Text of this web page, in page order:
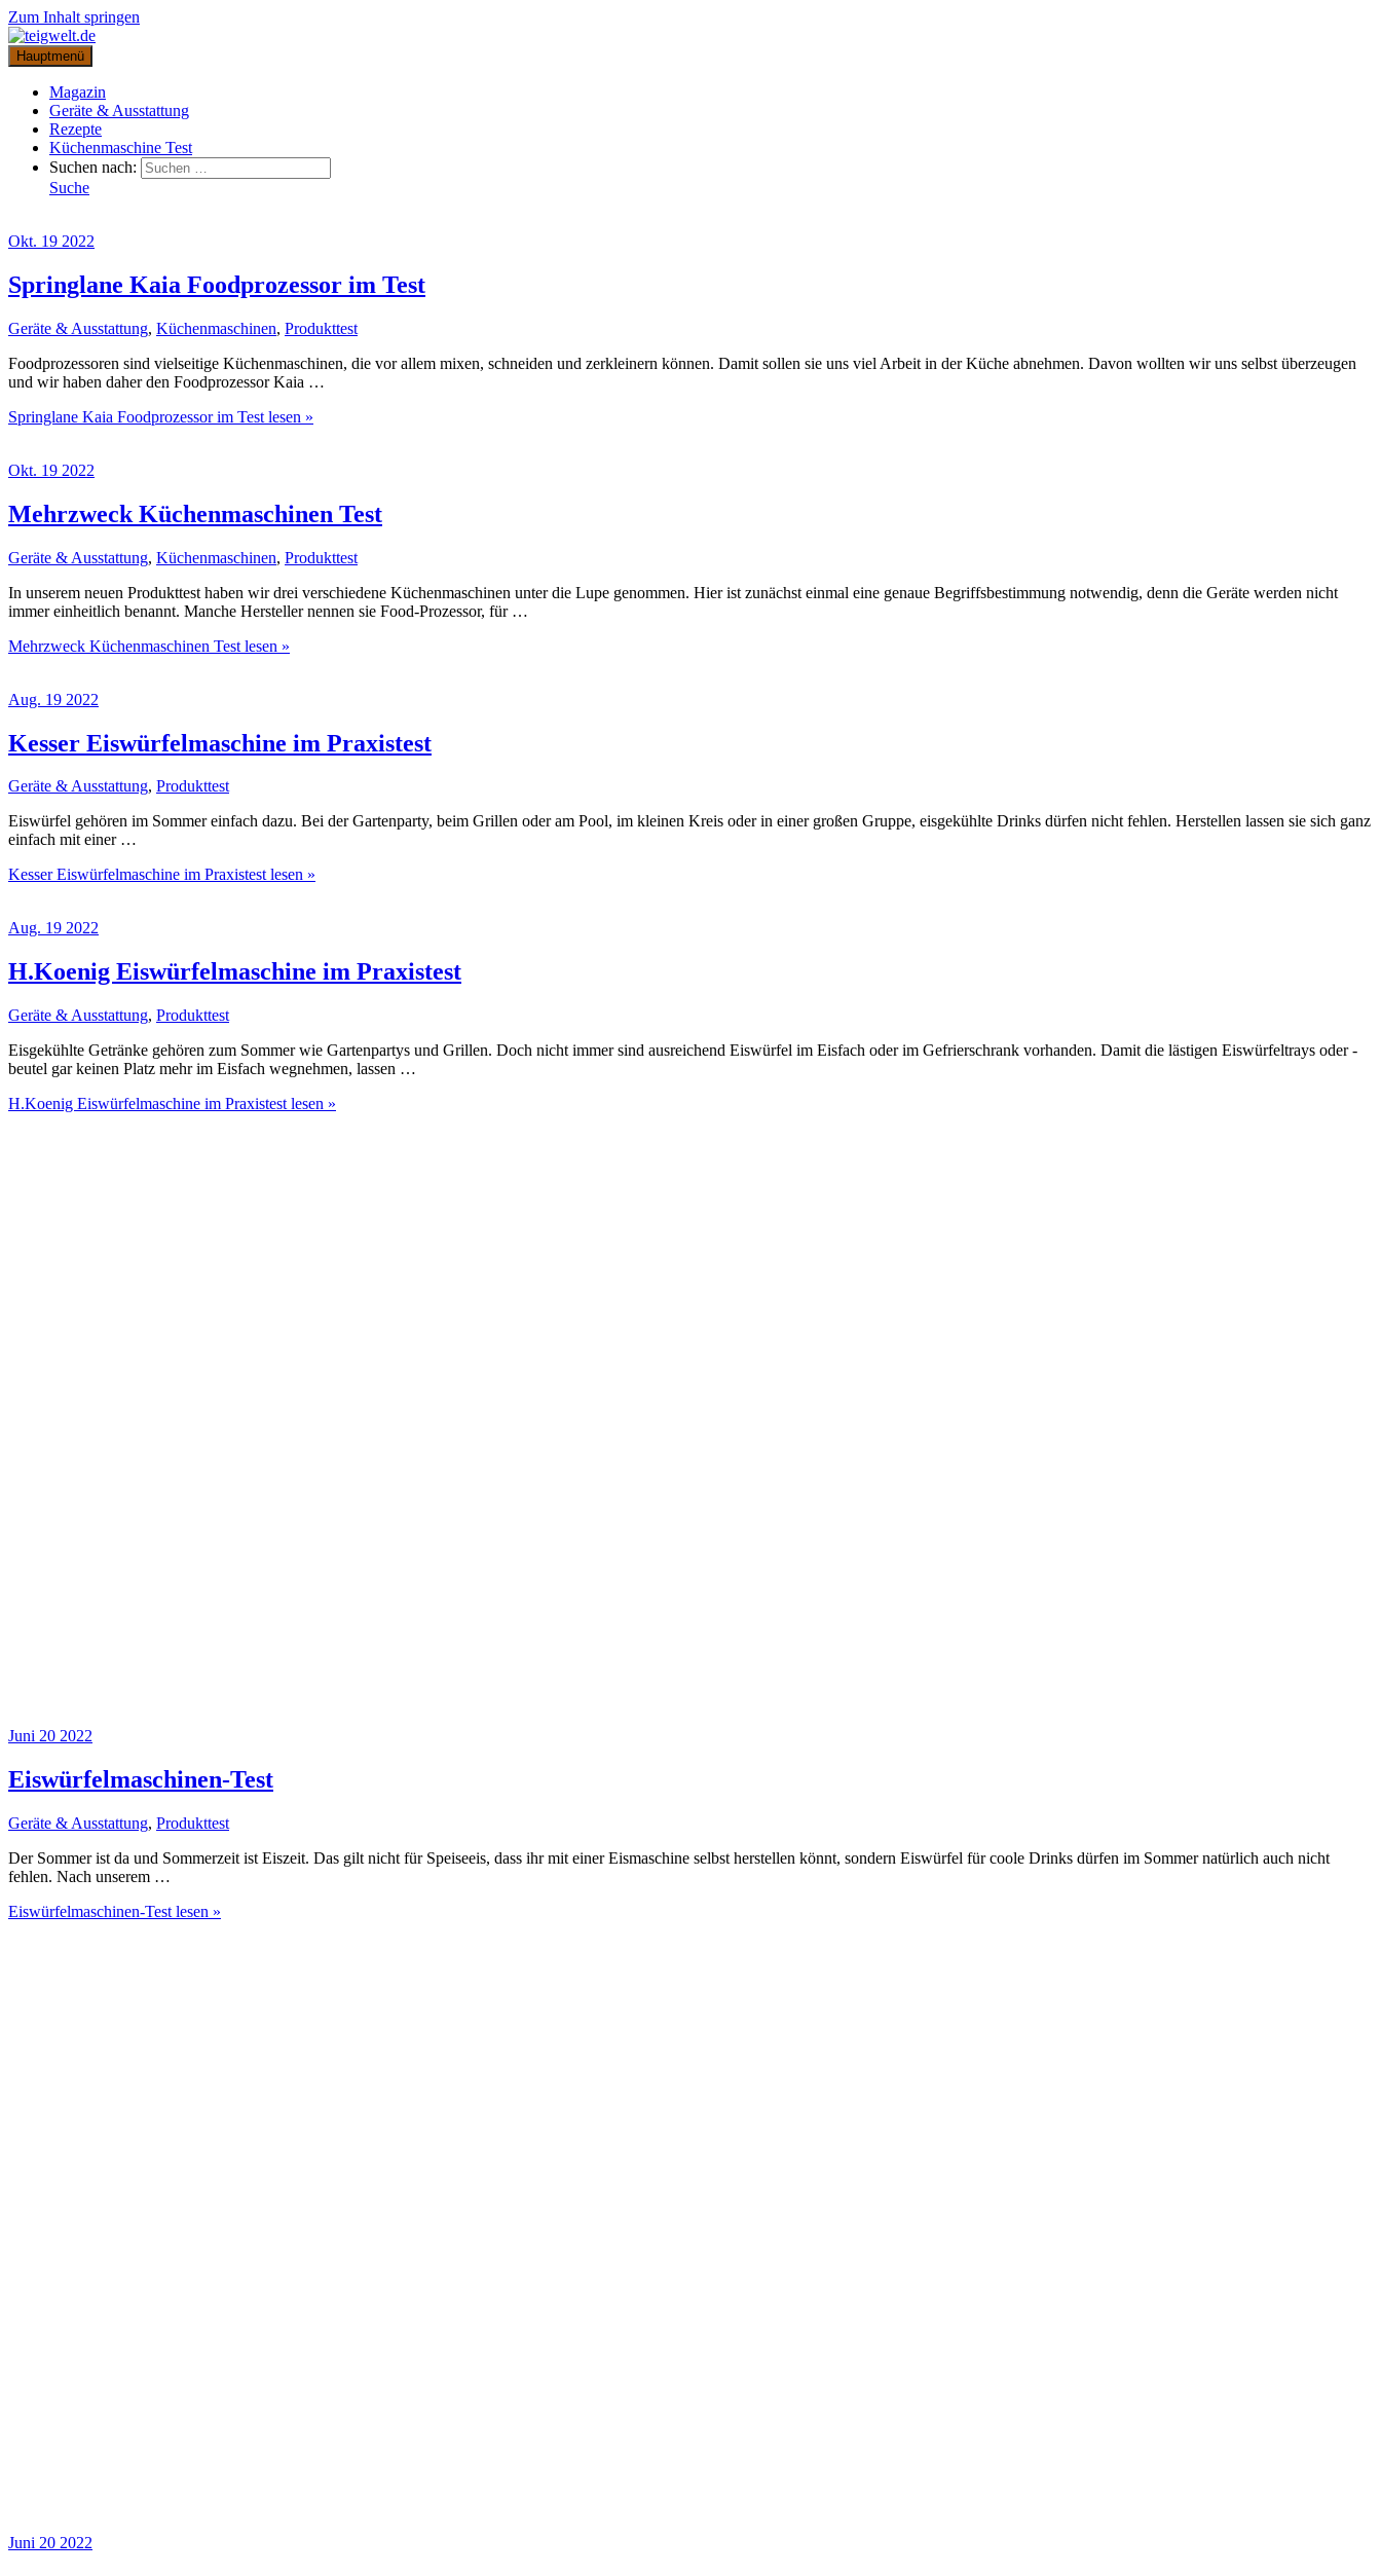
Zum Inhalt springen
Hauptmenü
Magazin
Geräte & Ausstattung
Rezepte
Küchenmaschine Test
Suchen nach:
Suche
Okt. 19 2022
Springlane Kaia Foodprozessor im Test
Geräte & Ausstattung, Küchenmaschinen, Produkttest
Foodprozessoren sind vielseitige Küchenmaschinen, die vor allem mixen, schneiden und zerkleinern können. Damit sollen sie uns viel Arbeit in der Küche abnehmen. Davon wollten wir uns selbst überzeugen
und wir haben daher den Foodprozessor Kaia …
Springlane Kaia Foodprozessor im Test lesen »
Okt. 19 2022
Mehrzweck Küchenmaschinen Test
Geräte & Ausstattung, Küchenmaschinen, Produkttest
In unserem neuen Produkttest haben wir drei verschiedene Küchenmaschinen unter die Lupe genommen. Hier ist zunächst einmal eine genaue Begriffsbestimmung notwendig, denn die Geräte werden nicht
immer einheitlich benannt. Manche Hersteller nennen sie Food-Prozessor, für …
Mehrzweck Küchenmaschinen Test lesen »
Aug. 19 2022
Kesser Eiswürfelmaschine im Praxistest
Geräte & Ausstattung, Produkttest
Eiswürfel gehören im Sommer einfach dazu. Bei der Gartenparty, beim Grillen oder am Pool, im kleinen Kreis oder in einer großen Gruppe, eisgekühlte Drinks dürfen nicht fehlen. Herstellen lassen sie sich ganz
einfach mit einer …
Kesser Eiswürfelmaschine im Praxistestlesen »
Aug. 19 2022
H.Koenig Eiswürfelmaschine im Praxistest
Geräte & Ausstattung, Produkttest
Eisgekühlte Getränke gehören zum Sommer wie Gartenpartys und Grillen. Doch nicht immer sind ausreichend Eiswürfel im Eisfach oder im Gefrierschrank vorhanden. Damit die lästigen Eiswürfeltrays oder -
beutel gar keinen Platz mehr im Eisfach wegnehmen, lassen …
H.Koenig Eiswürfelmaschine im Praxistest lesen »
Juni 20 2022
Eiswürfelmaschinen-Test
Geräte & Ausstattung, Produkttest
Der Sommer ist da und Sommerzeit ist Eiszeit. Das gilt nicht für Speiseeis, dass ihr mit einer Eismaschine selbst herstellen könnt, sondern Eiswürfel für coole Drinks dürfen im Sommer natürlich auch nicht
fehlen. Nach unserem …
Eiswürfelmaschinen-Test lesen »
Juni 20 2022